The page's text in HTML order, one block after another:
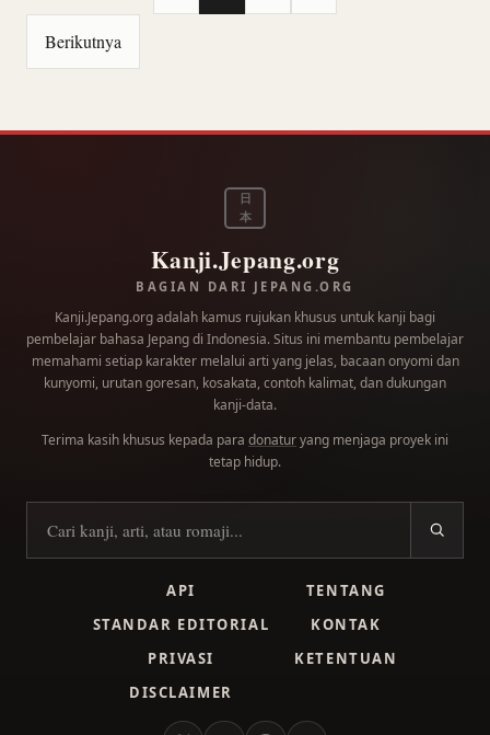
Berikutnya
日
本
Kanji.Jepang.org
BAGIAN DARI JEPANG.ORG
Kanji.Jepang.org adalah kamus rujukan khusus untuk kanji bagi
pembelajar bahasa Jepang di Indonesia. Situs ini membantu pembelajar
memahami setiap karakter melalui arti yang jelas, bacaan onyomi dan
kunyomi, urutan goresan, kosakata, contoh kalimat, dan dukungan
kanji-data.
Terima kasih khusus kepada para donaturyang menjaga proyek ini
tetap hidup.
Cari kanji
API
TENTANG
STANDAR EDITORIAL
KONTAK
PRIVASI
KETENTUAN
DISCLAIMER